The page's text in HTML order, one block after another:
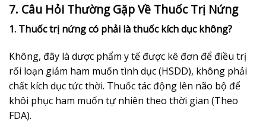
7. Câu Hỏi Thường Gặp Về Thuốc Trị Nứng
1. Thuốc trị nứng có phải là thuốc kích dục không?
Không, đây là dược phẩm y tế được kê đơn để điều trị
rối loạn giảm ham muốn tình dục (HSDD), không phải
chất kích dục tức thời. Thuốc tác động lên não bộ để
khôi phục ham muốn tự nhiên theo thời gian (Theo
FDA).